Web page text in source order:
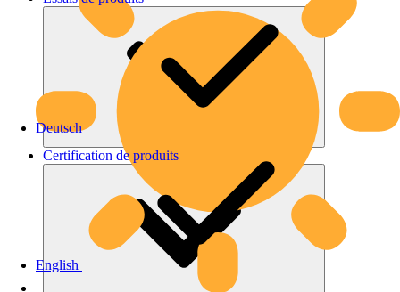
Deutsch
English
Certification de produits